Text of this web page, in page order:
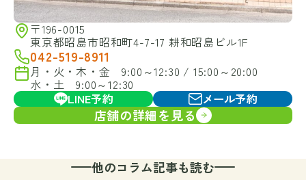
〒196-0015
東京都昭島市昭和町4-7-17 耕和昭島ビル1F
042-519-8911
月・火・木・金 9:00～12:30 / 15:00～20:00
水・土 9:00～12:30
LINE予約
メール予約
店舗の詳細を見る
他のコラム記事も読む